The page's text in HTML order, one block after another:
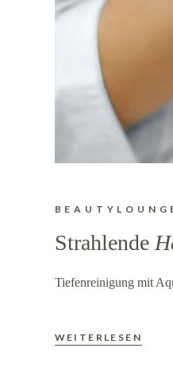
Strahlende
Tiefenreinigung mit
WEITERLESEN